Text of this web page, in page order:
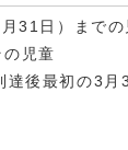
31日）まで
児童
達後最初の3月